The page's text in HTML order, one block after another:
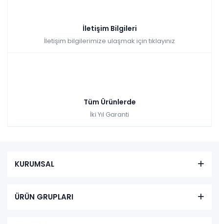
İletişim Bilgileri
İletişim bilgilerimize ulaşmak için tıklayınız
Tüm Ürünlerde
İki Yıl Garanti
KURUMSAL
ÜRÜN GRUPLARI